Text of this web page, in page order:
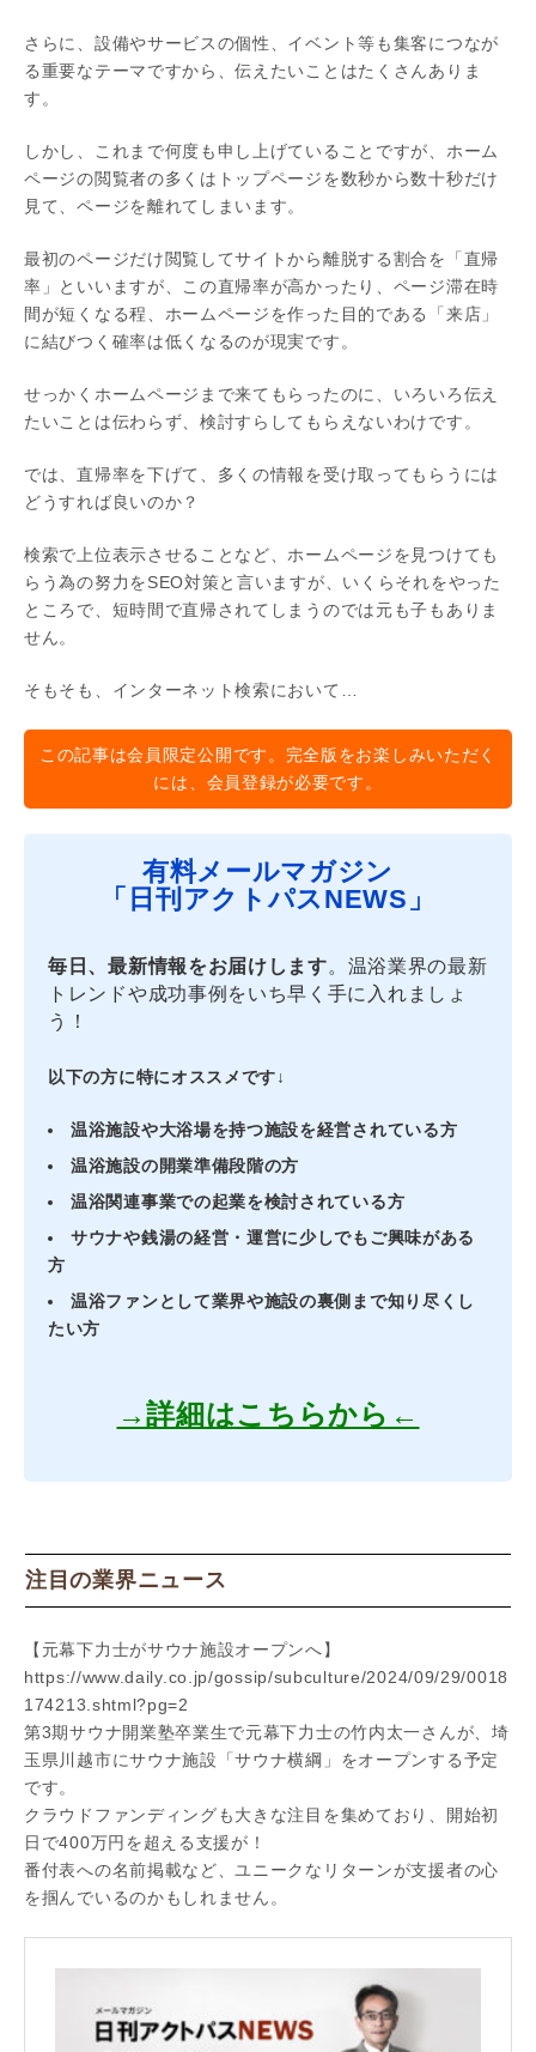
さらに、設備やサービスの個性、イベント等も集客につなが
る重要なテーマですから、伝えたいことはたくさんありま
す。
しかし、これまで何度も申し上げていることですが、ホーム
ページの閲覧者の多くはトップページを数秒から数十秒だけ
見て、ページを離れてしまいます。
最初のページだけ閲覧してサイトから離脱する割合を「直帰
率」といいますが、この直帰率が高かったり、ページ滞在時
間が短くなる程、ホームページを作った目的である「来店」
に結びつく確率は低くなるのが現実です。
せっかくホームページまで来てもらったのに、いろいろ伝え
たいことは伝わらず、検討すらしてもらえないわけです。
では、直帰率を下げて、多くの情報を受け取ってもらうには
どうすれば良いのか？
検索で上位表示させることなど、ホームページを見つけても
らう為の努力をSEO対策と言いますが、いくらそれをやった
ところで、短時間で直帰されてしまうのでは元も子もありま
せん。
そもそも、インターネット検索において…
この記事は会員限定公開です。完全版をお楽しみいただく
には、会員登録が必要です。
有料メールマガジン
「日刊アクトパスNEWS」
毎日、最新情報をお届けします。温浴業界の最新
トレンドや成功事例をいち早く手に入れましょ
う！
以下の方に特にオススメです↓
温浴施設や大浴場を持つ施設を経営されている方
温浴施設の開業準備段階の方
温浴関連事業での起業を検討されている方
サウナや銭湯の経営・運営に少しでもご興味がある
方
温浴ファンとして業界や施設の裏側まで知り尽くし
たい方
→詳細はこちらから←
注目の業界ニュース
【元幕下力士がサウナ施設オープンへ】
https://www.daily.co.jp/gossip/subculture/2024/09/29/0018
174213.shtml?pg=2
第3期サウナ開業塾卒業生で元幕下力士の竹内太一さんが、埼
玉県川越市にサウナ施設「サウナ横綱」をオープンする予定
です。
クラウドファンディングも大きな注目を集めており、開始初
日で400万円を超える支援が！
番付表への名前掲載など、ユニークなリターンが支援者の心
を掴んでいるのかもしれません。